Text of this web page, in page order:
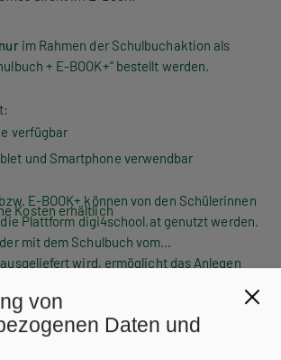
nurim Rahmen der Schulbuchaktion als
+ E-BOOK+“ bestellt werden.
verfügbar
und Smartphone verwendbar
Kosten erhältlich
E-BOOK+ können von den Schülerinnen
Plattform digi4school.at genutzt werden.
mit dem Schulbuch vom
wird, ermöglicht das Anlegen
von
Daten und